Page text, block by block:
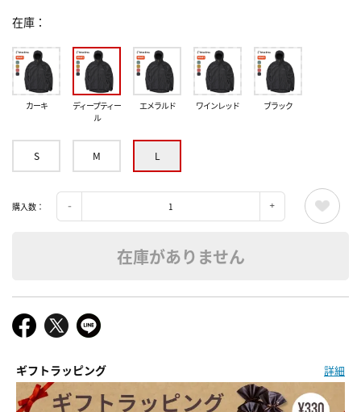
在庫
カーキ
ディープティー
ル
エメラルド ワインレッド ブラック
S M L
購入数：
在庫がありません
ギフトラッピング 詳細